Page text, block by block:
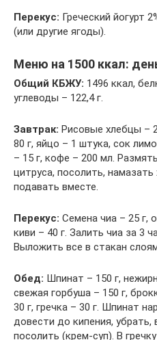
Перекус: Греческий йогурт
(или другие ягоды).
Меню на 1500 ккал:
Общий КБЖУ: 1496 ккал,
углеводы – 122,4 г.
Завтрак: Рисовые хлебцы –
80 г, яйцо – 1 штука, сок
– 15 г, кофе – 200 мл.
цитруса, посолить,
подавать вместе.
Перекус: Семена чиа – 25 г,
киви – 40 г. Залить чиа за 3
Выложить все в стакан
Обед: Шпинат – 150 г,
свежая горбуша – 150 г,
30 г, гречка – 30 г. Шпинат
довести до кипения, убрать,
посолить (крем-суп). В